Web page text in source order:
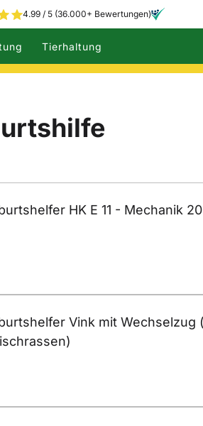
4.99 / 5 (36.000+ Bewertungen)
Tierhaltung
HK E 11 - Mechanik
Vink mit Wechselzug